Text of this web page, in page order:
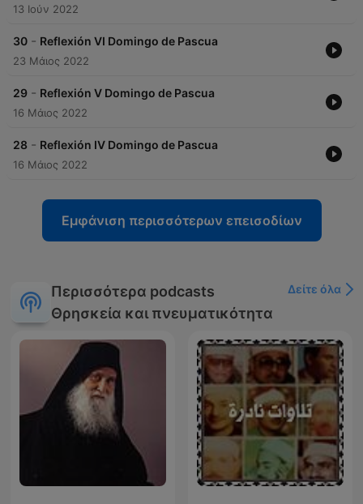
13 Ιούν 2022
30 - Reflexión VI Domingo de Pascua
23 Μάιος 2022
29 - Reflexión V Domingo de Pascua
16 Μάιος 2022
28 - Reflexión IV Domingo de Pascua
16 Μάιος 2022
Εμφάνιση περισσότερων επεισοδίων
Περισσότερα podcasts
Θρησκεία και πνευματικότητα
Δείτε όλα